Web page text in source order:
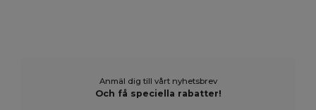
Anmäl dig till vårt nyhetsbrev
Och få speciella rabatter!